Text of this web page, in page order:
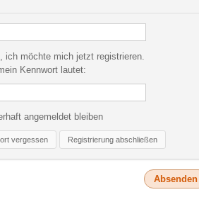
ich möchte mich jetzt registrieren.
Kennwort lautet:
angemeldet bleiben
vergessen Registrierung abschließen